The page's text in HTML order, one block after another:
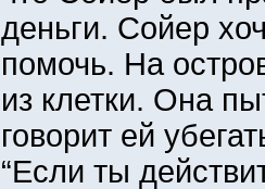
деньги. Сойер
помочь. На
из клетки. Она
говорит ей
“Если ты